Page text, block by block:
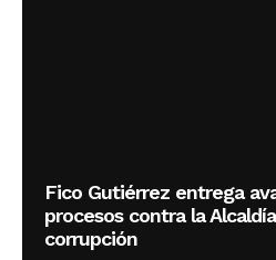
Fico Gutiérrez entrega
procesos contra la
corrupción